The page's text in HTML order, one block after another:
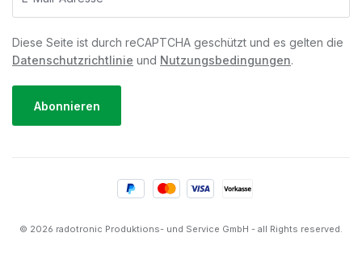
Diese Seite ist durch reCAPTCHA geschützt und es gelten die
Datenschutzrichtlinie und Nutzungsbedingungen.
Abonnieren
© 2026 radotronic Produktions- und Service GmbH - all Rights reserved.